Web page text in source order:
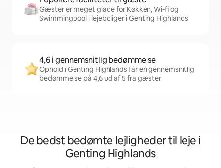
Gæster er meget glade for Køkken, Wi-fi og
Swimmingpool i lejeboliger i Genting Highlands
4,6 i gennemsnitlig bedømmelse
Ophold i Genting Highlands får en gennemsnitlig
bedømmelse på 4,6 ud af 5 fra gæster
De bedst bedømte lejligheder til leje i
Genting Highlands